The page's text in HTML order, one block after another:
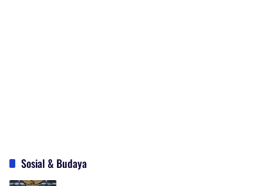
Sosial & Budaya